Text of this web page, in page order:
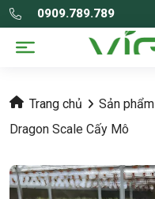
0909.789.789
Trang chủ Sản phẩm
Dragon Scale Cấy Mô